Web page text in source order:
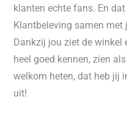
klanten echte fans. En
Klantbeleving samen
Dankzij jou ziet de winkel
heel goed kennen, zien
welkom heten, dat heb jij
uit!